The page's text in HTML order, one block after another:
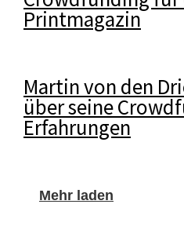
Printmagazin
Martin von den
über seine
Erfahrungen
Mehr laden